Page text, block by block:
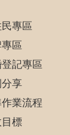
專區
區
記專區
享
業流程
標